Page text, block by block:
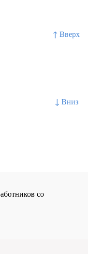
↑ Вверх
↓ Вниз
со